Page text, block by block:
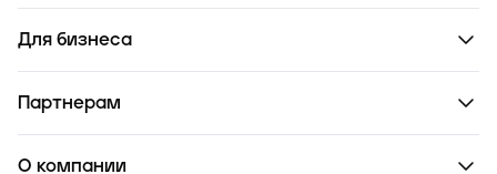
Для бизнеса
Партнерам
О компании